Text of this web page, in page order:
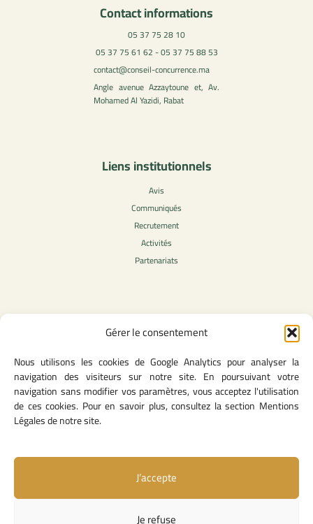
Gérer le consentement
Nous utilisons les cookies de Google Analytics pour analyser la
navigation des visiteurs sur notre site. En poursuivant votre
navigation sans modifier vos paramètres, vous acceptez l'utilisation
de ces cookies. Pour en savoir plus, consultez la section Mentions
Légales de notre site.
J’accepte
Je refuse
Contact informations
05 37 75 28 10
05 37 75 61 62 - 05 37 75 88 53
contact@conseil-concurrence.ma
Angle avenue Azzaytoune et, Av.
Mohamed Al Yazidi, Rabat
Liens institutionnels
Avis
Communiqués
Recrutement
Activités
Partenariats
Contenu légale
CGU
Mentions légales
Politique des cookies
Lien utiles
Contact
Missions & attributions